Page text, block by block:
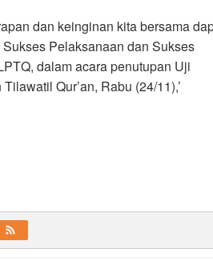
dan keinginan kita bersama
Pelaksanaan dan Sukses
dalam acara penutupan Uji
Qur’an, Rabu (24/11),’